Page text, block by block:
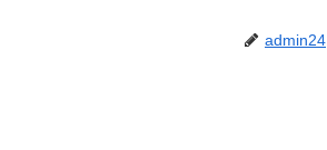
admin24